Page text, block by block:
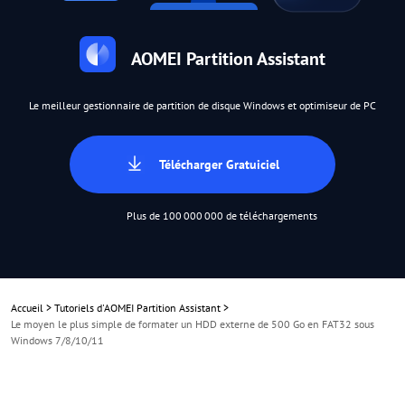
AOMEI Partition Assistant
Le meilleur gestionnaire de partition de disque Windows et optimiseur de PC
Télécharger Gratuiciel
Plus de 100 000 000 de téléchargements
Accueil > Tutoriels d'AOMEI Partition Assistant >
Le moyen le plus simple de formater un HDD externe de 500 Go en FAT32 sous
Windows 7/8/10/11